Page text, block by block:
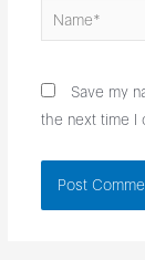
Name*
Save my
the next time I